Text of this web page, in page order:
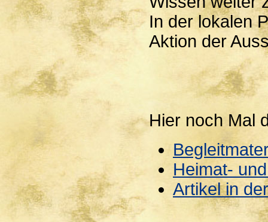
In der lokalen
Aktion der
Hier noch Mal
Heimat-
Artikel in